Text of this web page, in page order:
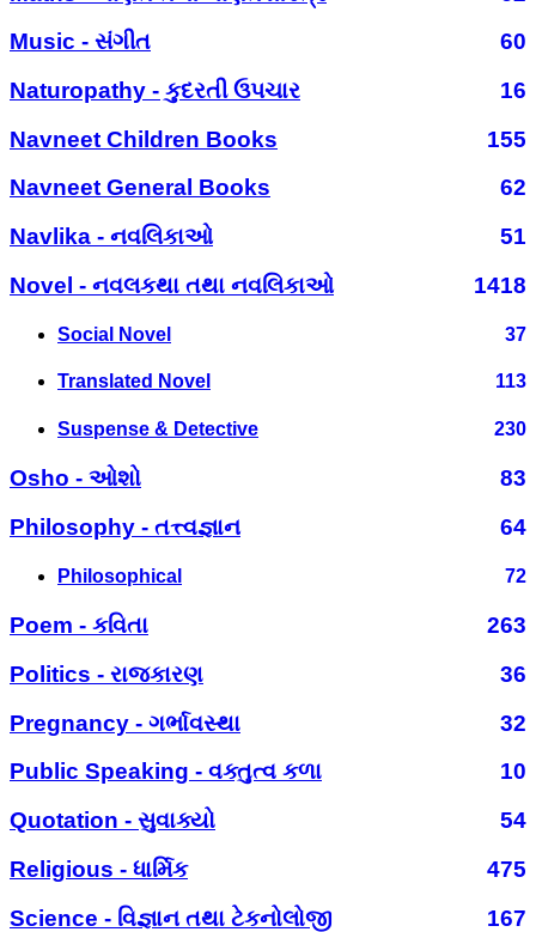
Music - સંગીત
60
Naturopathy - કુદરતી ઉપચાર
16
Navneet Children Books
155
Navneet General Books
62
Navlika - નવલિકાઓ
51
Novel - નવલકથા તથા નવલિકાઓ
1418
Social Novel 37
Translated Novel 113
Suspense & Detective 230
Osho - ઓશો
83
Philosophy - તત્ત્વજ્ઞાન
64
Philosophical 72
Poem - કવિતા
263
Politics - રાજકારણ
36
Pregnancy - ગર્ભાવસ્થા
32
Public Speaking - વક્તુત્વ કળા
10
Quotation - સુવાક્યો
54
Religious - ધાર્મિક
475
Science - વિજ્ઞાન તથા ટેકનોલોજી
167